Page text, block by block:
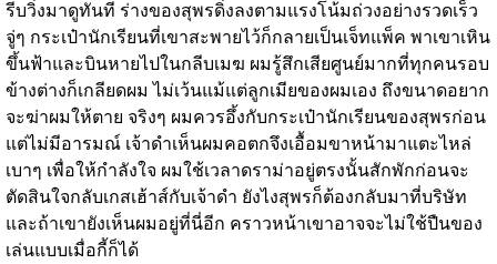
รีบวิ่งมาดูทันที ร่างของสุพรดิ่งลงตามแรงโน้มถ่วงอย่างรวดเร็ว
จู่ๆ กระเป๋านักเรียนที่เขาสะพายไว้ก็กลายเป็นเจ็ทแพ็ค พาเขาเหิน
ขึ้นฟ้าและบินหายไปในกลีบเมฆ ผมรู้สึกเสียศูนย์มากที่ทุกคนรอบ
ข้างต่างก็เกลียดผม ไม่เว้นแม้แต่ลูกเมียของผมเอง ถึงขนาดอยาก
จะฆ่าผมให้ตาย จริงๆ ผมควรอึ้งกับกระเป๋านักเรียนของสุพรก่อน
แต่ไม่มีอารมณ์ เจ้าดำเห็นผมคอตกจึงเอื้อมขาหน้ามาแตะไหล่
เบาๆ เพื่อให้กำลังใจ ผมใช้เวลาดราม่าอยู่ตรงนั้นสักพักก่อนจะ
ตัดสินใจกลับเกสเฮ้าส์กับเจ้าดำ ยังไงสุพรก็ต้องกลับมาที่บริษัท
และถ้าเขายังเห็นผมอยู่ที่นี่อีก คราวหน้าเขาอาจจะไม่ใช้ปืนของ
เล่นแบบเมื่อกี้ก็ได้